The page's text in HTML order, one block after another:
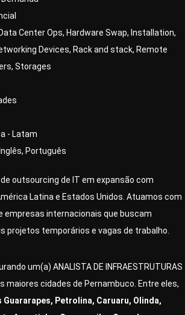
Data Center Ops Hardware Swap
Installation
Devices Rack and stack Remote
Storages
- Latam
Inglês Português
outsourcing de IT em expansão com
Latina e Estados Unidos. Atuamos com
empresas internacionais que buscam
projetos temporários e vagas de trabalho.
um(a) ANALISTA DE INFRAESTRUTURAS
maiores cidades de Pernambuco. Entre eles,
Petrolina, Caruaru, Olinda,